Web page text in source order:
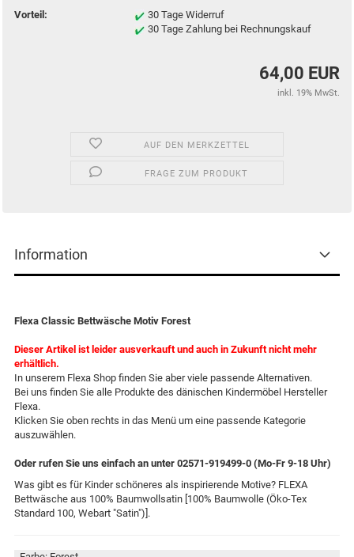
Vorteil:
30 Tage Widerruf
30 Tage Zahlung bei Rechnungskauf
64,00 EUR
inkl. 19% MwSt.
AUF DEN MERKZETTEL
FRAGE ZUM PRODUKT
Information
Flexa Classic Bettwäsche Motiv Forest
Dieser Artikel ist leider ausverkauft und auch in Zukunft nicht mehr
erhältlich.
In unserem Flexa Shop finden Sie aber viele passende Alternativen.
Bei uns finden Sie alle Produkte des dänischen Kindermöbel Hersteller
Flexa.
Klicken Sie oben rechts in das Menü um eine passende Kategorie
auszuwählen.
Oder rufen Sie uns einfach an unter 02571-919499-0 (Mo-Fr 9-18 Uhr)
Was gibt es für Kinder schöneres als inspirierende Motive? FLEXA
Bettwäsche aus 100% Baumwollsatin [100% Baumwolle (Öko-Tex
Standard 100, Webart "Satin")].